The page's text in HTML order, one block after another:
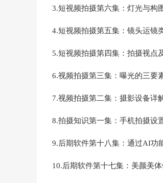
3.短视频拍摄第六集：灯光与构
4.短视频拍摄第五集：镜头运镜
5.短视频拍摄第四集：拍摄视点
6.视频拍摄第三集：曝光的三要
7.视频拍摄第二集：摄影设备详
8.拍摄知识第一集：手机拍摄设
9.后期软件第十八集：通过AI功
10.后期软件第十七集：美颜美